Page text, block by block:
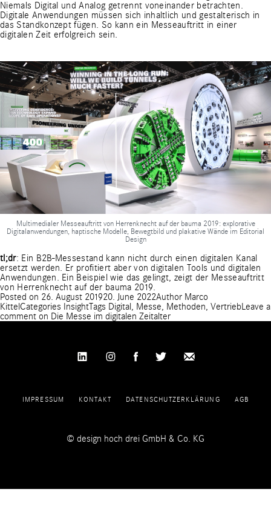
Niemals Digital und Analog getrennt voneinander betrachten.
Digitale Anwendungen müssen sich inhaltlich und gestalterisch in
das Standkonzept fügen. So kann ein Messeauftritt in einer
digitalen Zeit erfolgreich sein.
Multimedialer Messeauftritt von Herrenknecht auf der bauma 2019: explorative
Digitalanwendungen, haptische Modelle, Bewegtbild und plakative Wände im Editorial
Design
tl;dr: Ein B2B-Messestand kann nicht durch einen digitalen Kanal
ersetzt werden. Er profitiert aber von digitalen Tools und digitalen
Anwendungen. Ein Beispiel wie das gelingt, zeigt der Messeauftritt
von Herrenknecht auf der bauma 2019.
Posted on 26. August 201920. June 2022Author Marco
KittelCategories InsightTags Digital, Messe, Methoden, VertriebLeave a
comment on Die Messe im digitalen Zeitalter
IMPRESSUM KONTAKT DATENSCHUTZERKLÄRUNG AGB
© design hoch drei GmbH & Co. KG